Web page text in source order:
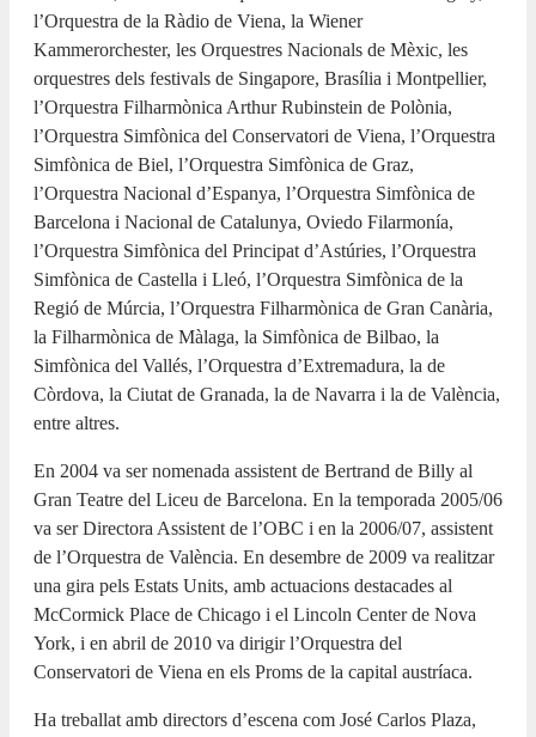
l’Orquestra de la Ràdio de Viena, la Wiener
Kammerorchester, les Orquestres Nacionals de Mèxic, les
orquestres dels festivals de Singapore, Brasília i Montpellier,
l’Orquestra Filharmònica Arthur Rubinstein de Polònia,
l’Orquestra Simfònica del Conservatori de Viena, l’Orquestra
Simfònica de Biel, l’Orquestra Simfònica de Graz,
l’Orquestra Nacional d’Espanya, l’Orquestra Simfònica de
Barcelona i Nacional de Catalunya, Oviedo Filarmonía,
l’Orquestra Simfònica del Principat d’Astúries, l’Orquestra
Simfònica de Castella i Lleó, l’Orquestra Simfònica de la
Regió de Múrcia, l’Orquestra Filharmònica de Gran Canària,
la Filharmònica de Màlaga, la Simfònica de Bilbao, la
Simfònica del Vallés, l’Orquestra d’Extremadura, la de
Còrdova, la Ciutat de Granada, la de Navarra i la de València,
entre altres.
En 2004 va ser nomenada assistent de Bertrand de Billy al
Gran Teatre del Liceu de Barcelona. En la temporada 2005/06
va ser Directora Assistent de l’OBC i en la 2006/07, assistent
de l’Orquestra de València. En desembre de 2009 va realitzar
una gira pels Estats Units, amb actuacions destacades al
McCormick Place de Chicago i el Lincoln Center de Nova
York, i en abril de 2010 va dirigir l’Orquestra del
Conservatori de Viena en els Proms de la capital austríaca.
Ha treballat amb directors d’escena com José Carlos Plaza,